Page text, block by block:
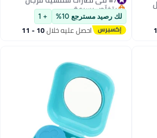
بتخلّص بسرعة
#7 في نظارات شمسية للرجال
لك رصيد مسترجع 10% + 1
احصل عليه خلال 10 - 11